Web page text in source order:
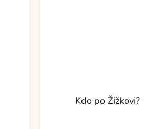
Kdo po Žižkovi?